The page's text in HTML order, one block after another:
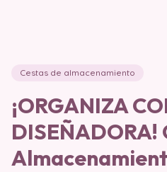
Cestas de almacenamiento
¡ORGANIZA
DISEÑADORA!